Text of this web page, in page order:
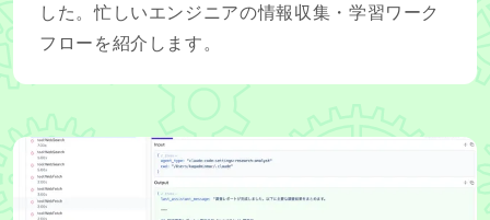
した。忙しいエンジニアの情報収集・学習ワーク
フローを紹介します。
Claude CodeのHooksとLangfuseで、コーディングエー